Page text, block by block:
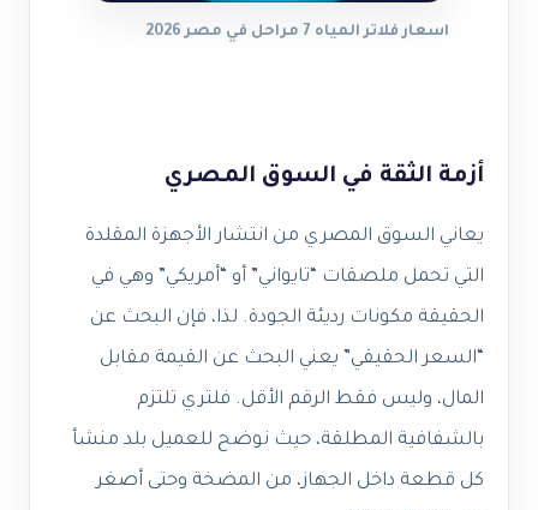
اسعار فلاتر المياه 7 مراحل في مصر 2026
أزمة الثقة في السوق المصري
يعاني السوق المصري من انتشار الأجهزة المقلدة
التي تحمل ملصقات “تايواني” أو “أمريكي” وهي في
الحقيقة مكونات رديئة الجودة. لذا، فإن البحث عن
“السعر الحقيقي” يعني البحث عن القيمة مقابل
المال، وليس فقط الرقم الأقل. فلتري تلتزم
بالشفافية المطلقة، حيث نوضح للعميل بلد منشأ
كل قطعة داخل الجهاز، من المضخة وحتى أصغر